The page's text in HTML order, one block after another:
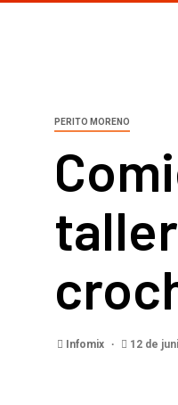
PERITO MORENO
Infomix 12 de